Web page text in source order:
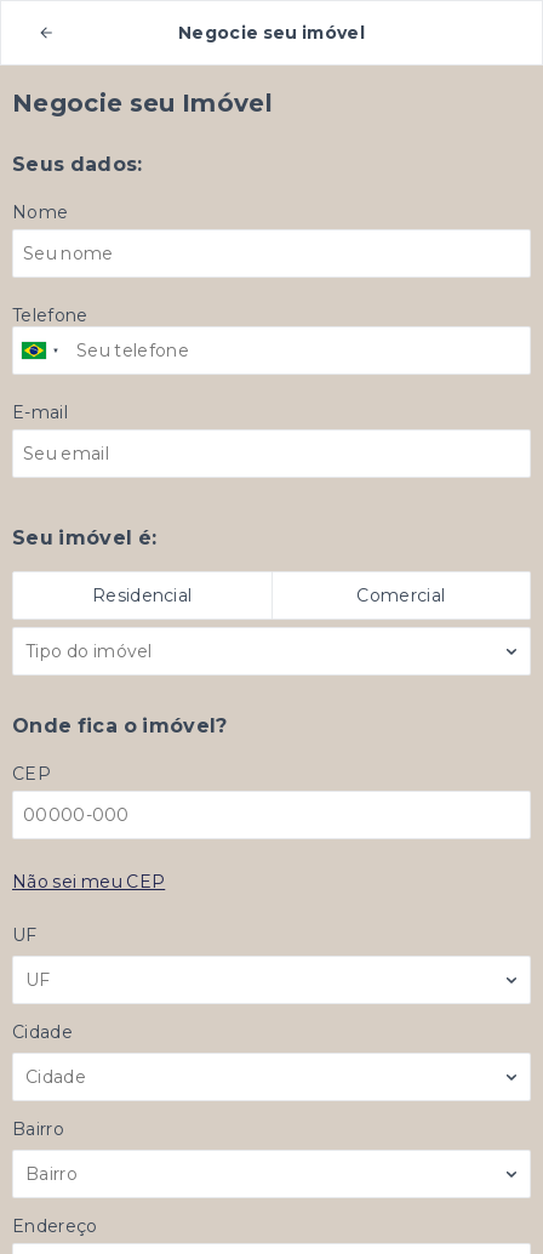
Negocie seu imóvel
Negocie seu Imóvel
Seus dados:
Nome
Telefone
E-mail
Seu imóvel é:
Residencial Comercial
Tipo do imóvel
Onde fica o imóvel?
CEP
Não sei meu CEP
UF
UF
Cidade
Cidade
Bairro
Bairro
Endereço